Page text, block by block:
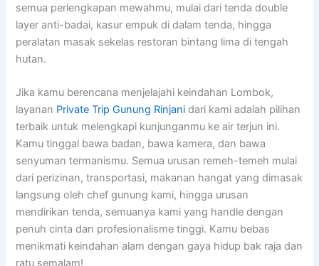
semua perlengkapan mewahmu, mulai dari tenda double
layer anti-badai, kasur empuk di dalam tenda, hingga
peralatan masak sekelas restoran bintang lima di tengah
hutan.
Jika kamu berencana menjelajahi keindahan Lombok,
layanan Private Trip Gunung Rinjani dari kami adalah pilihan
terbaik untuk melengkapi kunjunganmu ke air terjun ini.
Kamu tinggal bawa badan, bawa kamera, dan bawa
senyuman termanismu. Semua urusan remeh-temeh mulai
dari perizinan, transportasi, makanan hangat yang dimasak
langsung oleh chef gunung kami, hingga urusan
mendirikan tenda, semuanya kami yang handle dengan
penuh cinta dan profesionalisme tinggi. Kamu bebas
menikmati keindahan alam dengan gaya hidup bak raja dan
ratu semalam!